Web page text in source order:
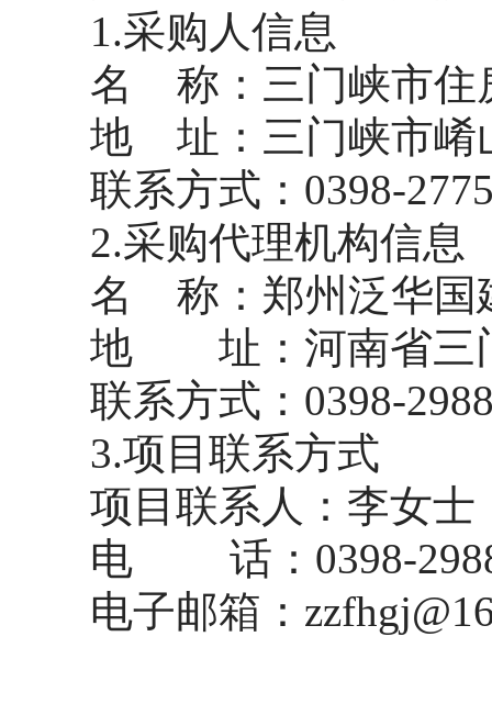
1.采购人信息
名
称：三门峡市
地
址：三门峡市崤
联系方式： 0398-
2.采购代理机构信息
名
称：郑州泛华
地 址：河南省三
联系方式： 0398-
3.项目联系方式
项目联系人：李女士
电
话： 0398-
电子邮箱：